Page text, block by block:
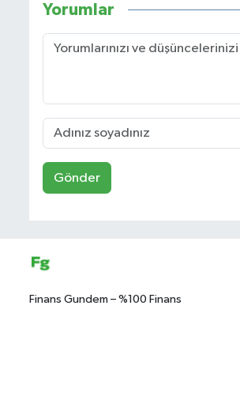
Yorumlar
Gönder
Finans Gundem – %100 Finans